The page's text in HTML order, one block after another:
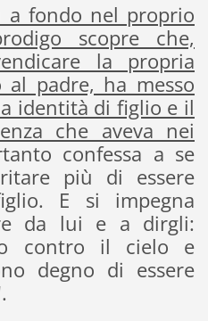
a fondo nel proprio
scopre che,
la propria
padre, ha messo
identità di figlio e il
che aveva nei
confessa a se
più di essere
E si impegna
da lui e a dirgli:
contro il cielo e
degno di essere